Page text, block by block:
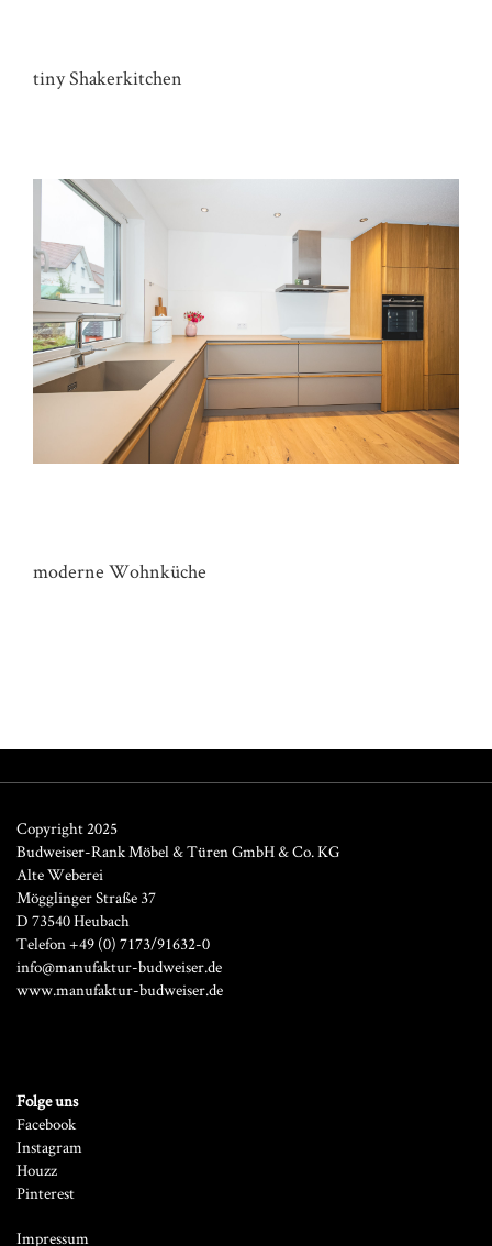
tiny Shakerkitchen
moderne Wohnküche
Copyright 2025
Budweiser-Rank Möbel & Türen GmbH & Co. KG
Alte Weberei
Mögglinger Straße 37
D 73540 Heubach
Telefon +49 (0) 7173/91632-0
info@manufaktur-budweiser.de
www.manufaktur-budweiser.de
Folge uns
Facebook
Instagram
Houzz
Pinterest
Impressum